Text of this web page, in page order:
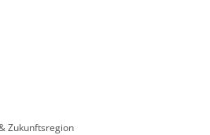
Zukunftsregion